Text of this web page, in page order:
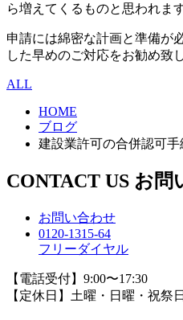
ら増えてくるものと思われます
申請には綿密な計画と準備が
した早めのご対応をお勧め致
ALL
HOME
ブログ
建設業許可の合併認可手
CONTACT US お問
お問い合わせ
0120-1315-64
フリーダイヤル
【電話受付】9:00〜17:30
【定休日】土曜・日曜・祝祭日